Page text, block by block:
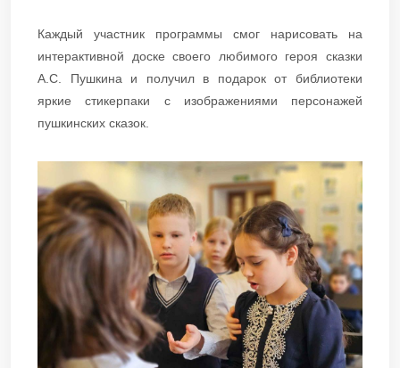
Каждый участник программы смог нарисовать на
интерактивной доске своего любимого героя сказки
А.С. Пушкина и получил в подарок от библиотеки
яркие стикерпаки с изображениями персонажей
пушкинских сказок.